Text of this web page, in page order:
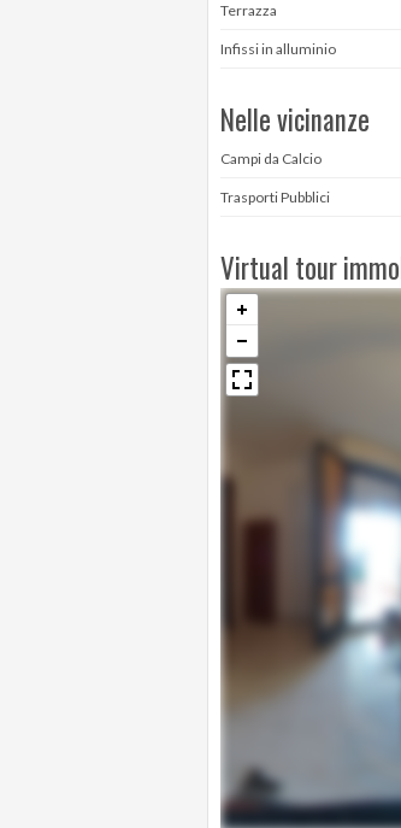
Terrazza
Infissi in alluminio
Nelle vicinanze
Campi da Calcio
Trasporti Pubblici
Virtual tour